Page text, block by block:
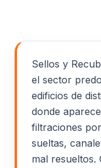
Sellos y
el sector
edificios de
donde
filtraciones
sueltas,
mal